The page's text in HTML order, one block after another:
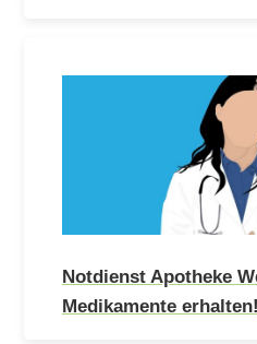
Notdienst Apotheke
Medikamente erhalten!